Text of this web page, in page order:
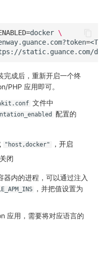
=docker \
=
static.guance.com/
完成后，重新开启一个终
PHP 应用即可。
文件中
配置的
"host,docker"
，开启
闭
内的进程，可以通过注入
，并把值设置为
应用，需要将对应语言的